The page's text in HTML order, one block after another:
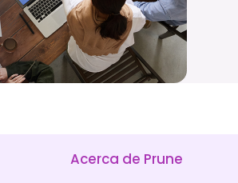
Acerca de Prune